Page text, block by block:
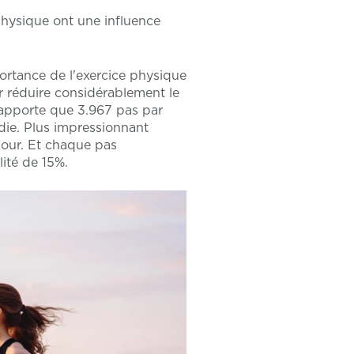
ont une influence
de l'exercice physique
réduire considérablement le
que 3.967 pas par
Plus impressionnant
Et chaque pas
de 15%.